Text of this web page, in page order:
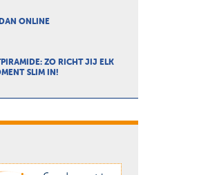
ONLINE
ZO RICHT JIJ ELK
SLIM IN!